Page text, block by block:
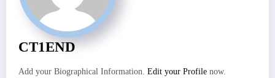
CT1END
Add your Biographical Information. Edit your Profile now.